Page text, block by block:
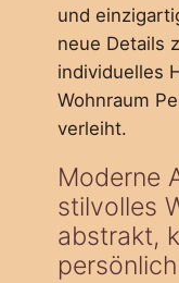
und
neue Details
individuelles
Wohnraum
verleiht.
Moderne
stilvolles
abstrakt,
persönlich